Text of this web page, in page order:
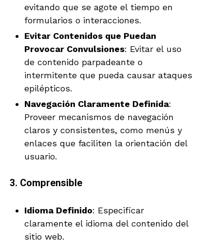
evitando que se agote el tiempo en
formularios o interacciones.
Evitar Contenidos que Puedan
Provocar Convulsiones: Evitar el uso
de contenido parpadeante o
intermitente que pueda causar ataques
epilépticos.
Navegación Claramente Definida:
Proveer mecanismos de navegación
claros y consistentes, como menús y
enlaces que faciliten la orientación del
usuario.
3. Comprensible
Idioma Definido: Especificar
claramente el idioma del contenido del
sitio web.